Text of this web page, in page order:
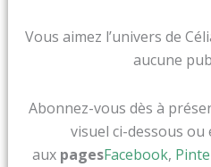
Vous aimez l’univers de
aucune
Abonnez-vous dès à
visuel ci-dessous
aux pagesFacebook,